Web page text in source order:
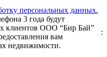
персональных данных.
3 года будут
клиентов ООО “Бир Бай”
вам
недвижимости.
: